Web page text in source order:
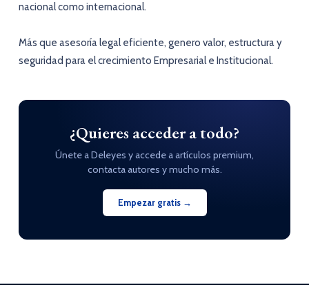
nacional como internacional.
Más que asesoría legal eficiente, genero valor, estructura y
seguridad para el crecimiento Empresarial e Institucional.
¿Quieres acceder a todo?
Únete a Deleyes y accede a artículos premium,
contacta autores y mucho más.
Empezar gratis →